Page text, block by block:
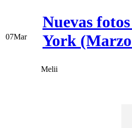
07Mar
Nuevas
York
Melii